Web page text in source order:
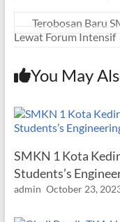
Terobosan Baru
Lewat Forum Intensif
You May
SMKN 1 Kota
Students’s
admin October 23,